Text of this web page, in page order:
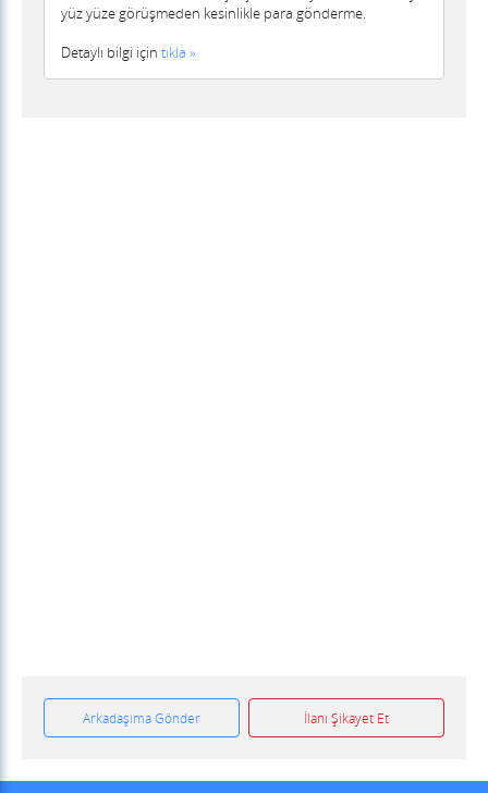
yüz yüze görüşmeden kesinlikle para gönderme.
Detaylı bilgi için tıkla »
İlanı Şikayet Et
Arkadaşıma Gönder